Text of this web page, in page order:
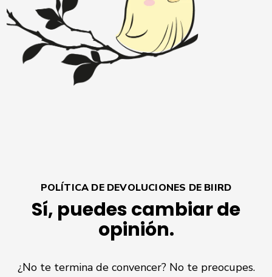
POLÍTICA DE DEVOLUCIONES DE BIIRD
Sí, puedes cambiar de
opinión.
¿No te termina de convencer? No te preocupes.